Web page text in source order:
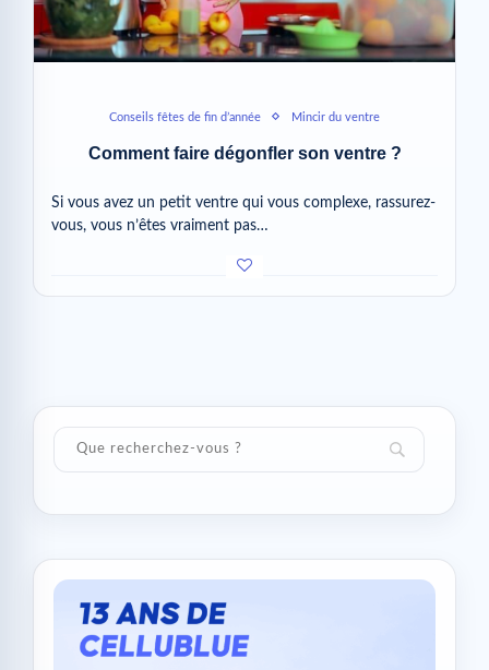
Conseils fêtes de fin d’année Mincir du ventre
Comment faire dégonfler son ventre ?
Si vous avez un petit ventre qui vous complexe, rassurez-
vous, vous n’êtes vraiment pas…